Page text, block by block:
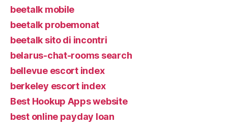
beetalk mobile
beetalk probemonat
beetalk sito di incontri
belarus-chat-rooms search
bellevue escort index
berkeley escort index
Best Hookup Apps website
best online payday loan